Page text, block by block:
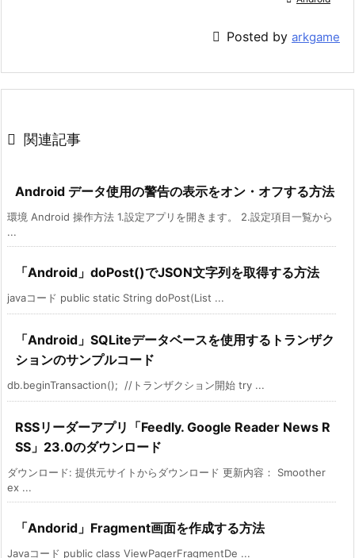
 Posted by arkgame
 関連記事
Android データ使用の警告の表示をオン・オフする方法
環境 Android 操作方法 1.設定アプリを開きます。 2.設定項目一覧から
...
「Android」doPost()でJSON文字列を取得する方法
javaコード public static String doPost(List ...
「Android」SQLiteデータベースを使用するトランザク
ションのサンプルコード
db.beginTransaction(); //トランザクション開始 try ...
RSSリーダーアプリ「Feedly. Google Reader News R
SS」23.0のダウンロード
ダウンロード: 提供元サイトからダウンロード 更新内容： Smoother
ex ...
「Andorid」Fragment画面を作成する方法
Javaコード public class ViewPagerFragmentDe ...